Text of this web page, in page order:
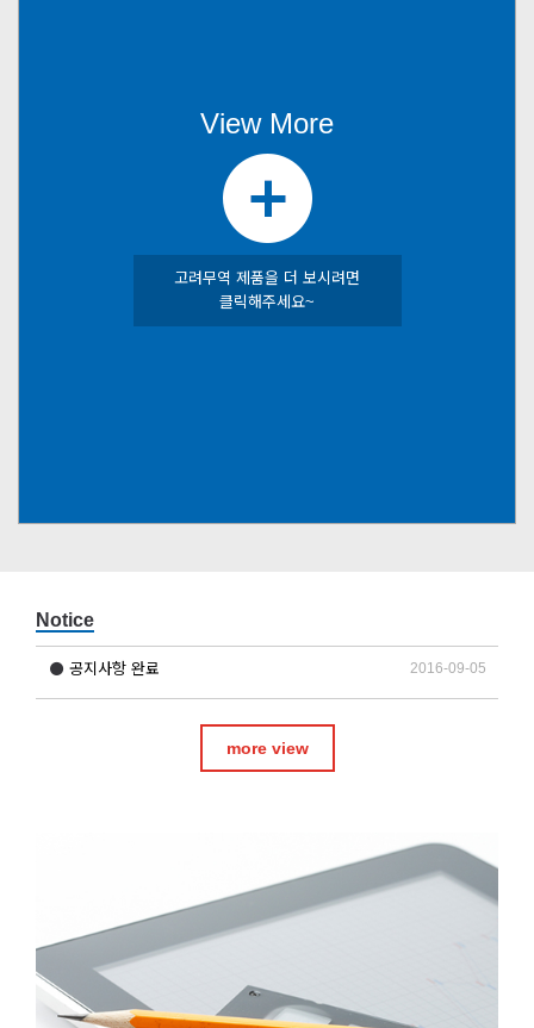
View More
고려무역 제품을 더 보시려면
클릭해주세요~
Notice
공지사항 완료 2016-09-05
more view